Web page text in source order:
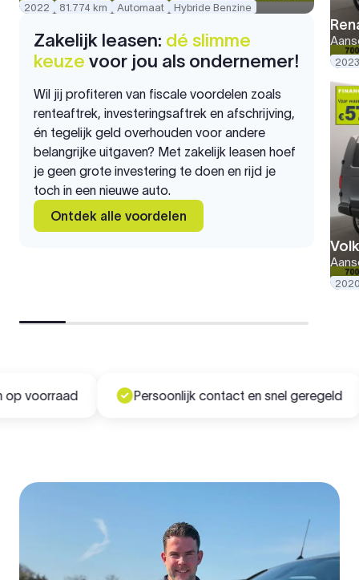
2022 81.774 km Automaat Hybride Benzine
Zakelijk leasen: dé slimme
keuze voor jou als ondernemer!
Wil jij profiteren van fiscale voordelen zoals
renteaftrek, investeringsaftrek en afschrijving,
én tegelijk geld overhouden voor andere
belangrijke uitgaven? Met zakelijk leasen hoef
je geen grote investering te doen en rijd je
toch in een nieuwe auto.
Ontdek alle voordelen
2023
voorraad Persoonlijk contact en snel geregeld